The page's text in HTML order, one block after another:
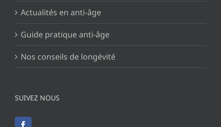
Actualités en anti-âge
Guide pratique anti-âge
Nos conseils de longévité
SUIVEZ NOUS